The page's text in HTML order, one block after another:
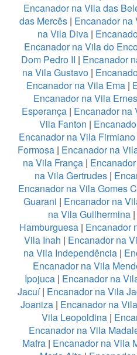
Encanador na Vila das
das Mercês | Encanador na
na Vila Diva |
Encanador na Vila do
Dom Pedro II | Encanador
na Vila Gustavo |
Encanador na Vila Ema |
Encanador na Vila
Esperança | Encanador na
Vila Fanton |
Encanador na Vila
Formosa | Encanador na
na Vila França|
na Vila Gertrudes|
Encanador na Vila Gomes
Guarani | Encanador na
na Vila Guilhermina|
Hamburguesa| Encanador
Vila Inah | Encanador na
na Vila Independência|
Encanador na Vila
Ipojuca| Encanador na
Jacuí| Encanador na Vila
Joaniza| Encanador na
Vila Leopoldina|
Encanador na Vila
Mafra | Encanador na Vila